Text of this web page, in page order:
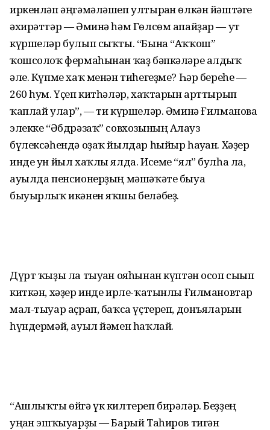
иркенләп әңгәмәләшеп ултырған өлкән йәштәге
әхирәттәр — Әминә һәм Гөлсөм апайҙар — ут
күршеләр булып сыҡты. “Бына “Аҡҡош”
ҡошсолоҡ фермаһынан ҡаҙ бәпкәләре алдыҡ
әле. Күпме хаҡ менән тиһегеҙме? Һәр береһе —
260 һум. Үҫеп китһәләр, хаҡтарын арттырып
ҡаплай улар”, — ти күршеләр. Әминә Ғилманова
элекке “Әбдрәзаҡ” совхозының Алағуз
бүлексәһендә оҙаҡ йылдар һыйыр һауған. Хәҙер
инде ун йыл хаҡлы ялда. Исеме “ял” булһа ла,
ауылда пенсионерҙың мәшәҡәте быуа
быуырлыҡ икәнен яҡшы беләбеҙ.
Дүрт ҡыҙы ла тыуған ояһынан күптән осоп сығып
киткән, хәҙер инде ирле-ҡатынлы Ғилмановтар
мал-тыуар аҫрап, баҡса үҫтереп, донъяларын
һүндермәй, ауыл йәмен һаҡлай.
“Ашлыҡты өйгә үк килтереп бирәләр. Беҙҙең
уңған эшҡыуарҙы — Барый Таһиров тигән